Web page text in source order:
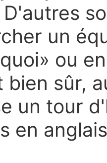
un
ou
bien sûr,
un tour
en